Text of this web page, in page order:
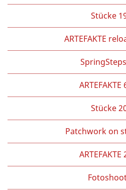
Stücke
ARTEFAKTE
ARTEFAKTE
Stücke
Patchwork on
ARTEFAKTE